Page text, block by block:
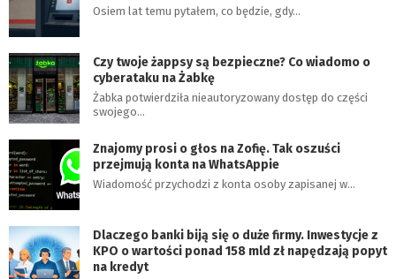
Osiem lat temu pytałem, co będzie, gdy…
Czy twoje żappsy są bezpieczne? Co wiadomo o
cyberataku na Żabkę
Żabka potwierdziła nieautoryzowany dostęp do części
swojego…
Znajomy prosi o głos na Zofię. Tak oszuści
przejmują konta na WhatsAppie
Wiadomość przychodzi z konta osoby zapisanej w…
Dlaczego banki biją się o duże firmy. Inwestycje z
KPO o wartości ponad 158 mld zł napędzają popyt
na kredyt